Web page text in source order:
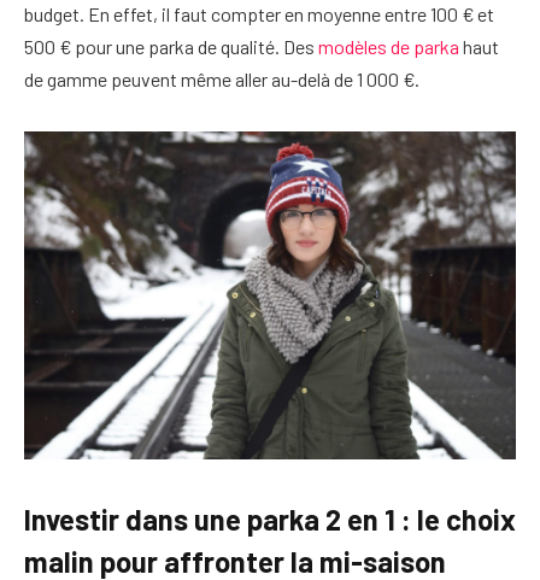
budget. En effet, il faut compter en moyenne entre 100 € et
500 € pour une parka de qualité. Des modèles de parka haut
de gamme peuvent même aller au-delà de 1 000 €.
Investir dans une parka 2 en 1 : le choix
malin pour affronter la mi-saison